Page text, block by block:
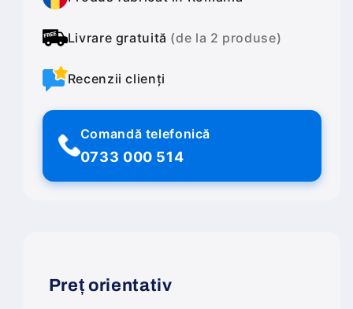
Livrare gratuită (de la 2 produse)
Recenzii clienți
Comandă telefonică
0733 000 514
Preț orientativ